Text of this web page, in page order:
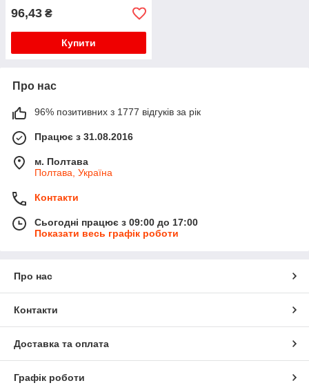
96,43 ₴
Купити
Про нас
96% позитивних з 1777 відгуків за рік
Працює з 31.08.2016
м. Полтава
Полтава, Україна
Контакти
Сьогодні працює з 09:00 до 17:00
Показати весь графік роботи
Про нас
Контакти
Доставка та оплата
Графік роботи